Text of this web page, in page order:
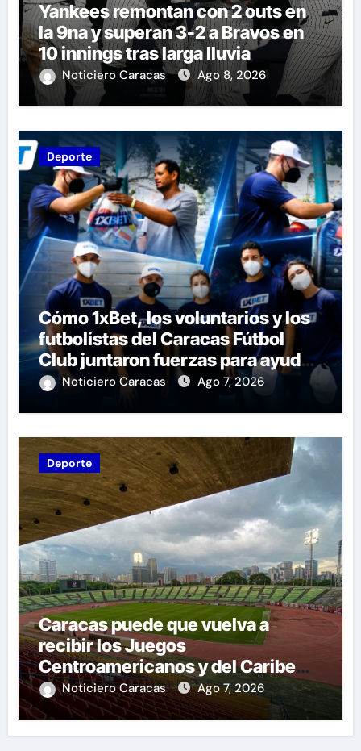
Yankees remontan con 2 outs en
la 9na y superan 3-2 a Bravos en
10 innings tras larga lluvia
Noticiero Caracas Ago 8, 2026
Deporte
Cómo 1xBet, los voluntarios y los
futbolistas del Caracas Fútbol
Club juntaron fuerzas para ayudar
a las familias de Venezuela
Noticiero Caracas Ago 7, 2026
Deporte
Caracas puede que vuelva a
recibir los Juegos
Centroamericanos y del Caribe
tras mas de 70 años
Noticiero Caracas Ago 7, 2026